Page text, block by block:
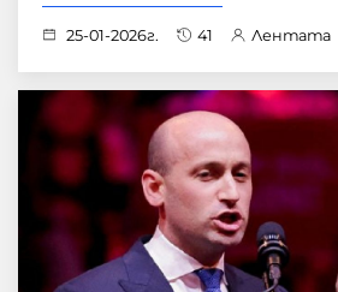
25-01-2026г. 41 Лентата